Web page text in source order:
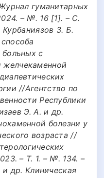
гуманитарных
– №. 16 [1]. – С.
З. Б.
больных с
//Агентство по
Республики
Э. А. и др.
болезни у
возраста //
– Т. 1. – №. 134. –
др. Клиническая